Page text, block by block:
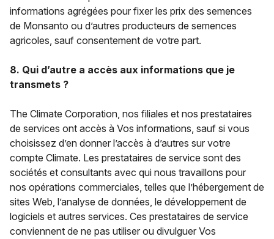
informations agrégées pour fixer les prix des semences
de Monsanto ou d’autres producteurs de semences
agricoles, sauf consentement de votre part.
8. Qui d’autre a accès aux informations que je
transmets ?
The Climate Corporation, nos filiales et nos prestataires
de services ont accès à Vos informations, sauf si vous
choisissez d’en donner l’accès à d’autres sur votre
compte Climate. Les prestataires de service sont des
sociétés et consultants avec qui nous travaillons pour
nos opérations commerciales, telles que l’hébergement de
sites Web, l’analyse de données, le développement de
logiciels et autres services. Ces prestataires de service
conviennent de ne pas utiliser ou divulguer Vos